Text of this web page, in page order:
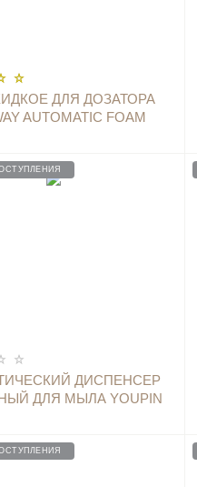
ДЛЯ ДОЗАТОРА
AUTOMATIC FOAM
WHITE, 320 МЛ,
ОПОВЕСТИТЬ
ДИСПЕНСЕР
ДЛЯ МЫЛА YOUPIN
ОПОВЕСТИТЬ